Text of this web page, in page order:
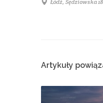
Łódź, Sędziowska 18
Artykuły